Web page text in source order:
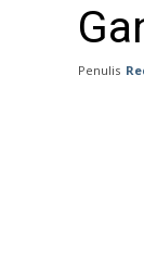
Penulis